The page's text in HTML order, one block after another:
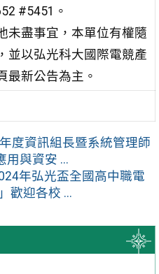
#5451。
未盡事宜，本單位有權隨
並以弘光科大國際電競產
最新公告為主。
度資訊組長暨系統管理師
用與資安 ...
年弘光盃全國高中職電
歡迎各校 ...